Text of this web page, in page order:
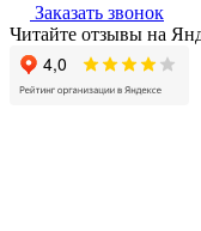
Заказать звонок
Читайте отзывы на